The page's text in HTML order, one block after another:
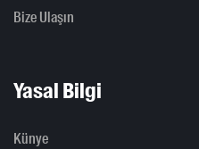
Bize Ulaşın
Yasal Bilgi
Künye